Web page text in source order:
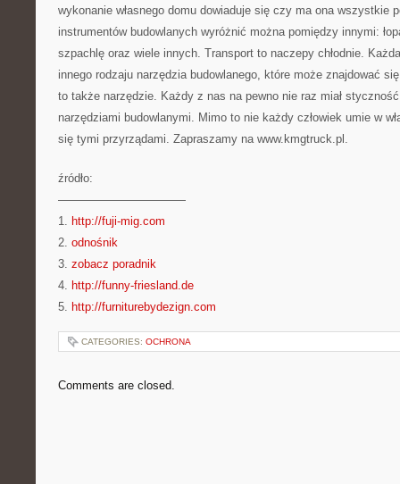
wykonanie własnego domu dowiaduje się czy ma ona wszystkie
instrumentów budowlanych wyróżnić można pomiędzy innymi:
szpachlę oraz wiele innych. Transport to naczepy chłodnie.
innego rodzaju narzędzia budowlanego, które może znajdować
to także narzędzie. Każdy z nas na pewno nie raz miał
narzędziami budowlanymi. Mimo to nie każdy człowiek umie w
się tymi przyrządami. Zapraszamy na www.kmgtruck.pl.
źródło:
———————————
1. http://fuji-mig.com
2. odnośnik
3. zobacz poradnik
4. http://funny-friesland.de
5. http://furniturebydezign.com
CATEGORIES: OCHRONA
Comments are closed.